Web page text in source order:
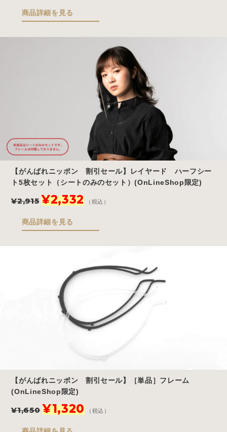
価
格
は
価
格
¥2,948
で
す。
商品詳細を見る
【がんばれニッポン 割引セール】レイヤード ハーフシー
ト5枚セット（シートのみのセット）(OnLineShop限定)
¥2,915
元
の
価
格
は
¥2,332現
在
価
格
¥2,332
（税込）
商品詳細を見る
【がんばれニッポン 割引セール】［単品］フレーム
(OnLineShop限定)
¥1,650
元
の
価
¥1,320現
在
（税込）